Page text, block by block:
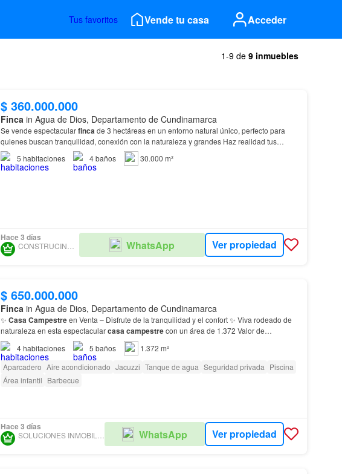
Tus favoritos Vende tu casa Acceder
1-9 de 9 inmuebles
$ 360.000.000
Fincain Agua de Dios, Departamento de Cundinamarca
Se vende espectacularfincade 3 hectáreas en un entorno natural único, perfecto para
quienes buscan tranquilidad, conexión con la naturaleza y grandes Haz realidad tus
sueños de tener una
finca propia en una zona con gran po…
5 habitaciones 4baños 30.000 m²
Hace 3 días
CONSTRUCINMOBILIARIA WhatsApp Ver propiedad
$ 650.000.000
Finca in Agua de Dios, Departamento de Cundinamarca
✨ Casa Campestreen Venta – Disfrute de la tranquilidad y el confort ✨ Viva rodeado de
naturaleza en esta espectacularcasa campestrecon un área de 1.372 Valor de
administración que incluye el servicio deagua
4habitaciones 5 baños
1.372 m²
Aparcadero Aire acondicionado Jacuzzi Tanque de agua Seguridad privada Piscina
Área infantil Barbecue
Hace 3 días
SOLUCIONES INMOBILIARIAS GIRARDOT WhatsApp Ver propiedad